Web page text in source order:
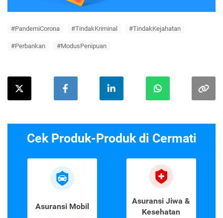
#PandemiCorona #TindakKriminal #TindakKejahatan
#Perbankan #ModusPenipuan
Cek Produk-Produk di Cermati
Asuransi Mobil
Asuransi Jiwa &
Kesehatan